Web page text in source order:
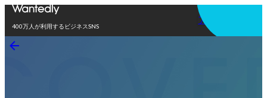
400万人が利用するビジネスSNS
アプリを使う